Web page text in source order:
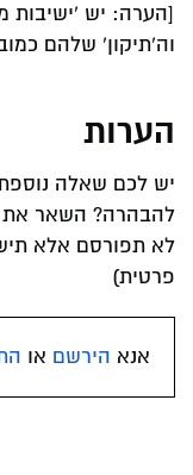
[הערה: יש 'ישיבות
וה'תיקון' שלהם
הערות
יש לכם שאלה
להבהרה? השאר את
לא תפורסם אלא
פרטית)
אנא הירשם או